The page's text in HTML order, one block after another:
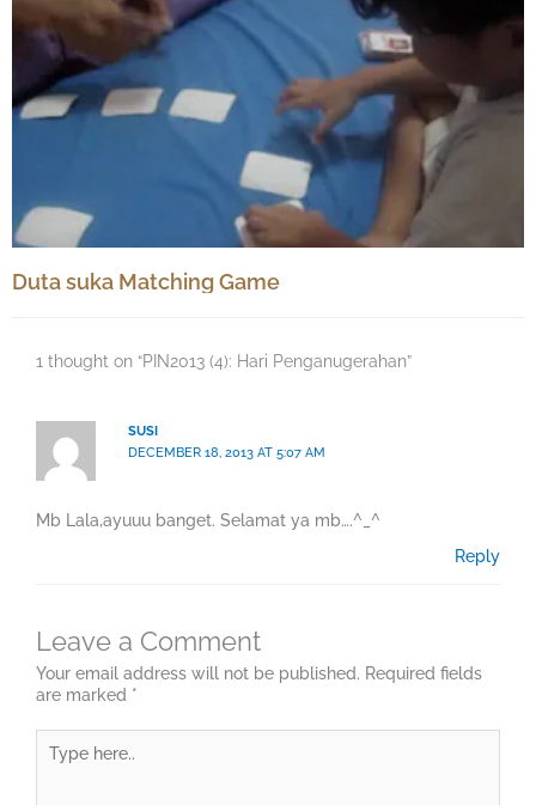
Duta suka Matching Game
1 thought on “PIN2013 (4): Hari Penganugerahan”
SUSI
DECEMBER 18, 2013 AT 5:07 AM
Mb Lala,ayuuu banget. Selamat ya mb….^_^
Reply
Leave a Comment
Your email address will not be published. Required fields
are marked *
here..